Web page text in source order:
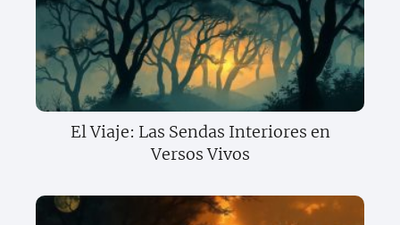
El Viaje: Las Sendas Interiores en
Versos Vivos